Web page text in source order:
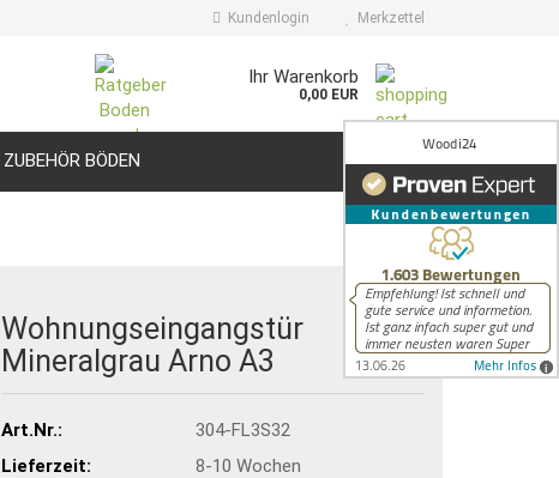
Kundenlogin Merkzettel
Ihr Warenkorb
0,00 EUR
ZUBEHÖR BÖDEN HILFE
Wohnungseingangstür
Mineralgrau Arno A3
Art.Nr.:
304-FL3S32
Lieferzeit:
8-10 Wochen